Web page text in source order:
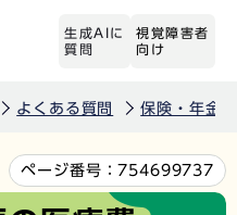
生成AIに
質問
視覚障害者
向け
よくある質問 保険・年金
ページ番号： 754699737